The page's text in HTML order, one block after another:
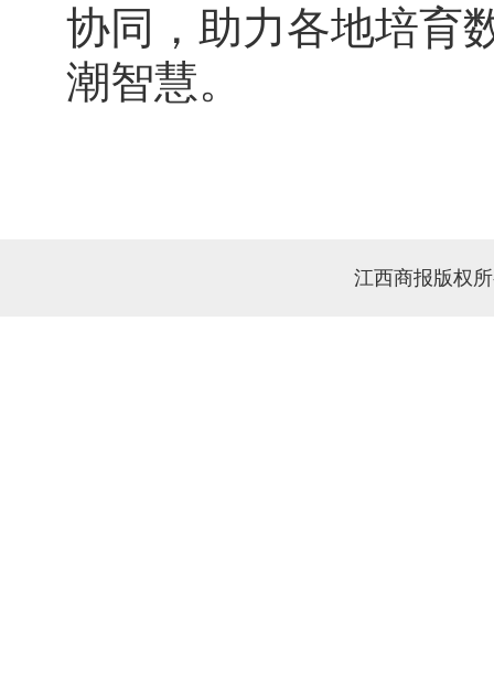
协同，助力各地培育
潮智慧。
江西商报版权